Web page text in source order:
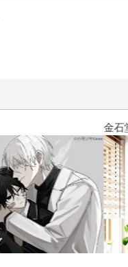
〈你好，我吃一點〉第二波